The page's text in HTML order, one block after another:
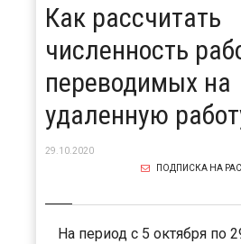
Как рассчитать
численность
переводимых на
удаленную
29.10.2020
ПОДПИСКА НА
На период с 5 октября по